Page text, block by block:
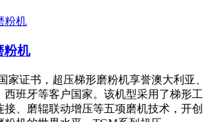
粉机
家证书，超压梯形磨粉机享誉澳大利亚、
西班牙等客户国家。该机型采用了梯形工
接、磨辊联动增压等五项磨机技术，开创